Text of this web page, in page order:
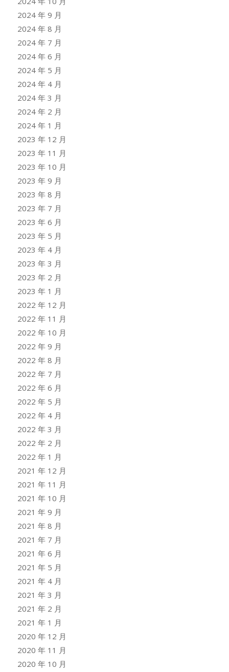
2024 年 9 月
2024 年 8 月
2024 年 7 月
2024 年 6 月
2024 年 5 月
2024 年 4 月
2024 年 3 月
2024 年 2 月
2024 年 1 月
2023 年 12 月
2023 年 11 月
2023 年 10 月
2023 年 9 月
2023 年 8 月
2023 年 7 月
2023 年 6 月
2023 年 5 月
2023 年 4 月
2023 年 3 月
2023 年 2 月
2023 年 1 月
2022 年 12 月
2022 年 11 月
2022 年 10 月
2022 年 9 月
2022 年 8 月
2022 年 7 月
2022 年 6 月
2022 年 5 月
2022 年 4 月
2022 年 3 月
2022 年 2 月
2022 年 1 月
2021 年 12 月
2021 年 11 月
2021 年 10 月
2021 年 9 月
2021 年 8 月
2021 年 7 月
2021 年 6 月
2021 年 5 月
2021 年 4 月
2021 年 3 月
2021 年 2 月
2021 年 1 月
2020 年 12 月
2020 年 11 月
2020 年 10 月